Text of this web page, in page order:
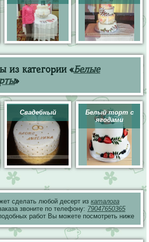
из категории «Белые
»
Свадебный
Белый торт с
ягодами
сделать любой десерт из каталога
звоните по телефону: 79047650365
работ Вы можете посмотреть ниже